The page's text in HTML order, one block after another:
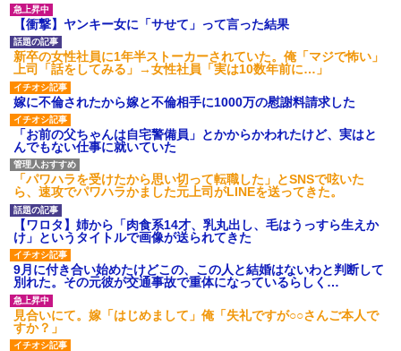
【衝撃】ヤンキー女に「サせて」って言った結果
新卒の女性社員に1年半ストーカーされていた。俺「マジで怖い」
上司「話をしてみる」→女性社員「実は10数年前に…」
嫁に不倫されたから嫁と不倫相手に1000万の慰謝料請求した
「お前の父ちゃんは自宅警備員」とかからかわれたけど、実はと
んでもない仕事に就いていた
「パワハラを受けたから思い切って転職した」とSNSで呟いた
ら、速攻でパワハラかました元上司がLINEを送ってきた。
【ワロタ】姉から「肉食系14才、乳丸出し、毛はうっすら生えか
け」というタイトルで画像が送られてきた
9月に付き合い始めたけどこの、この人と結婚はないわと判断して
別れた。その元彼が交通事故で重体になっているらしく…
見合いにて。嫁「はじめまして」俺「失礼ですが○○さんご本人で
すか？」